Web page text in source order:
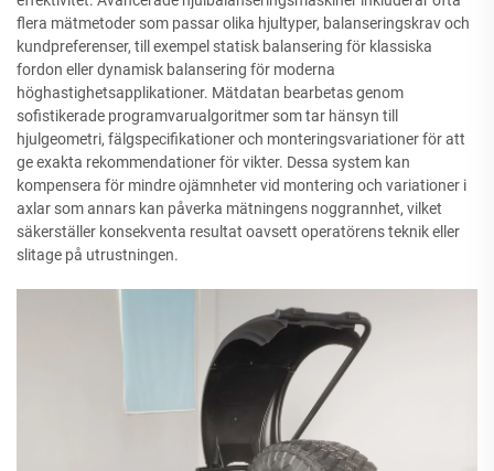
flera mätmetoder som passar olika hjultyper, balanseringskrav och
kundpreferenser, till exempel statisk balansering för klassiska
fordon eller dynamisk balansering för moderna
höghastighetsapplikationer. Mätdatan bearbetas genom
sofistikerade programvarualgoritmer som tar hänsyn till
hjulgeometri, fälgspecifikationer och monteringsvariationer för att
ge exakta rekommendationer för vikter. Dessa system kan
kompensera för mindre ojämnheter vid montering och variationer i
axlar som annars kan påverka mätningens noggrannhet, vilket
säkerställer konsekventa resultat oavsett operatörens teknik eller
slitage på utrustningen.